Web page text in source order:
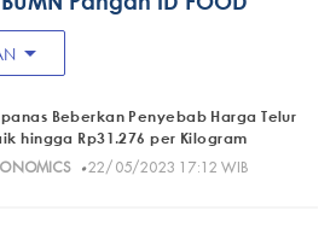
arrow_drop_down
Beberkan Penyebab Harga Telur
hingga Rp31.276 per Kilogram
· 22/05/2023 17:12 WIB